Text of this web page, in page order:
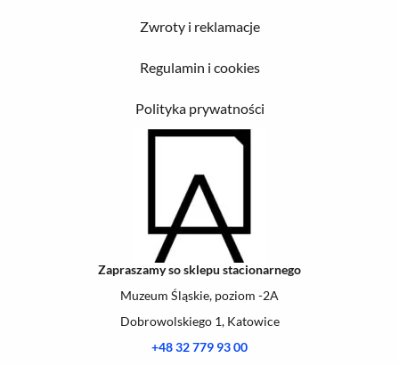
Zwroty i reklamacje
Regulamin i cookies
Polityka prywatności
Zapraszamy so sklepu stacionarnego
Muzeum Śląskie, poziom -2A
Dobrowolskiego 1, Katowice
+48 32 779 93 00